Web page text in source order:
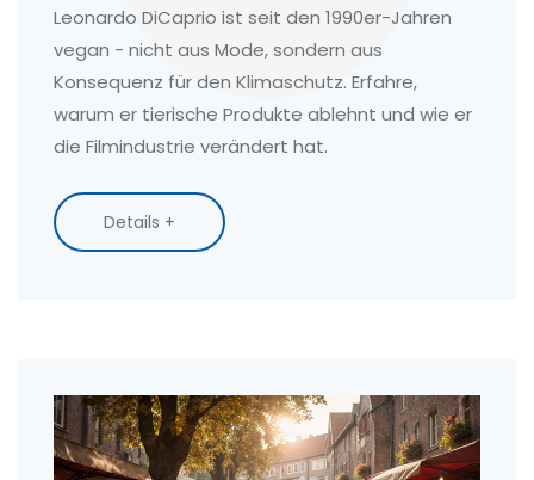
Leonardo DiCaprio ist seit den 1990er-Jahren
vegan - nicht aus Mode, sondern aus
Konsequenz für den Klimaschutz. Erfahre,
warum er tierische Produkte ablehnt und wie er
die Filmindustrie verändert hat.
Details +